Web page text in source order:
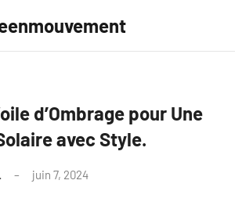
d’Ombrage pour Une
avec Style.
juin 7, 2024